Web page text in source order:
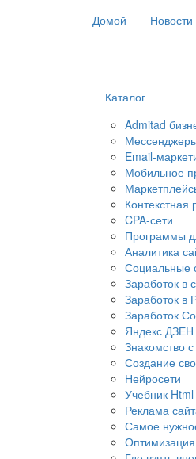
Домой Новости
Каталог
Admitad
Email-
Мобильное
Контекстная
CPA-сети
Программы
Аналитика
Социальные
Заработок в
Заработок в
Заработок
Яндекс ДЗЕН
Знакомство
Создание
Нейросети
Учебник Html
Реклама
Самое